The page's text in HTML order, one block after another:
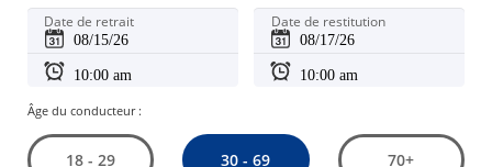
Date de retrait Date de restitution
Âge du conducteur :
18 - 29 30 - 69 70+